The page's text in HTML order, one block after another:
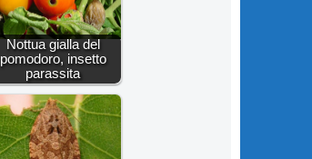
Nottua gialla del
pomodoro, insetto
parassita